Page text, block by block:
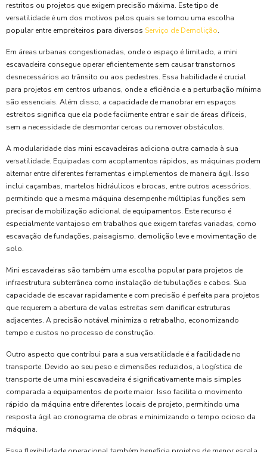
restritos ou projetos que exigem precisão máxima. Este tipo de
versatilidade é um dos motivos pelos quais se tornou uma escolha
popular entre empreiteiros para diversos Serviço de Demolição.
Em áreas urbanas congestionadas, onde o espaço é limitado, a mini
escavadeira consegue operar eficientemente sem causar transtornos
desnecessários ao trânsito ou aos pedestres. Essa habilidade é crucial
para projetos em centros urbanos, onde a eficiência e a perturbação mínima
são essenciais. Além disso, a capacidade de manobrar em espaços
estreitos significa que ela pode facilmente entrar e sair de áreas difíceis,
sem a necessidade de desmontar cercas ou remover obstáculos.
A modularidade das mini escavadeiras adiciona outra camada à sua
versatilidade. Equipadas com acoplamentos rápidos, as máquinas podem
alternar entre diferentes ferramentas e implementos de maneira ágil. Isso
inclui caçambas, martelos hidráulicos e brocas, entre outros acessórios,
permitindo que a mesma máquina desempenhe múltiplas funções sem
precisar de mobilização adicional de equipamentos. Este recurso é
especialmente vantajoso em trabalhos que exigem tarefas variadas, como
escavação de fundações, paisagismo, demolição leve e movimentação de
solo.
Mini escavadeiras são também uma escolha popular para projetos de
infraestrutura subterrânea como instalação de tubulações e cabos. Sua
capacidade de escavar rapidamente e com precisão é perfeita para projetos
que requerem a abertura de valas estreitas sem danificar estruturas
adjacentes. A precisão notável minimiza o retrabalho, economizando
tempo e custos no processo de construção.
Outro aspecto que contribui para a sua versatilidade é a facilidade no
transporte. Devido ao seu peso e dimensões reduzidos, a logística de
transporte de uma mini escavadeira é significativamente mais simples
comparada a equipamentos de porte maior. Isso facilita o movimento
rápido da máquina entre diferentes locais de projeto, permitindo uma
resposta ágil ao cronograma de obras e minimizando o tempo ocioso da
máquina.